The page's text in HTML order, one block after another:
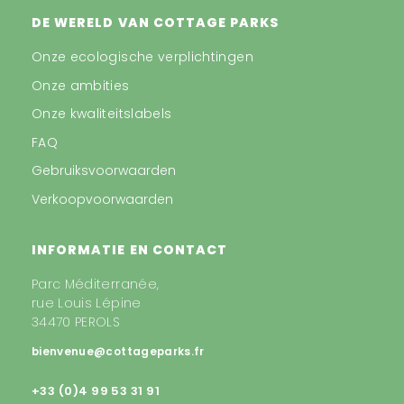
DE WERELD VAN COTTAGE PARKS
Onze ecologische verplichtingen
Onze ambities
Onze kwaliteitslabels
FAQ
Gebruiksvoorwaarden
Verkoopvoorwaarden
INFORMATIE EN CONTACT
Parc Méditerranée,
rue Louis Lépine
34470 PEROLS
bienvenue@cottageparks.fr
+33 (0)4 99 53 31 91